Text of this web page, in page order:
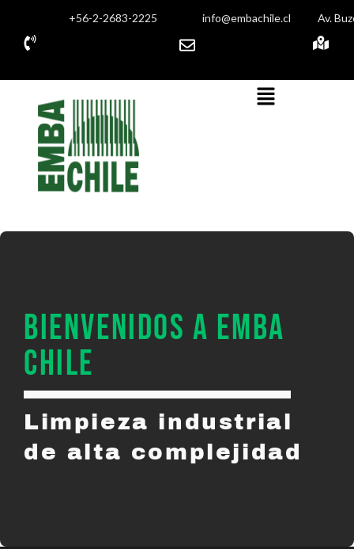
+56-2-2683-2225 info@embachile.cl Av.
BIENVENIDOS A EMBA
CHILE
Limpieza industrial
de alta complejidad